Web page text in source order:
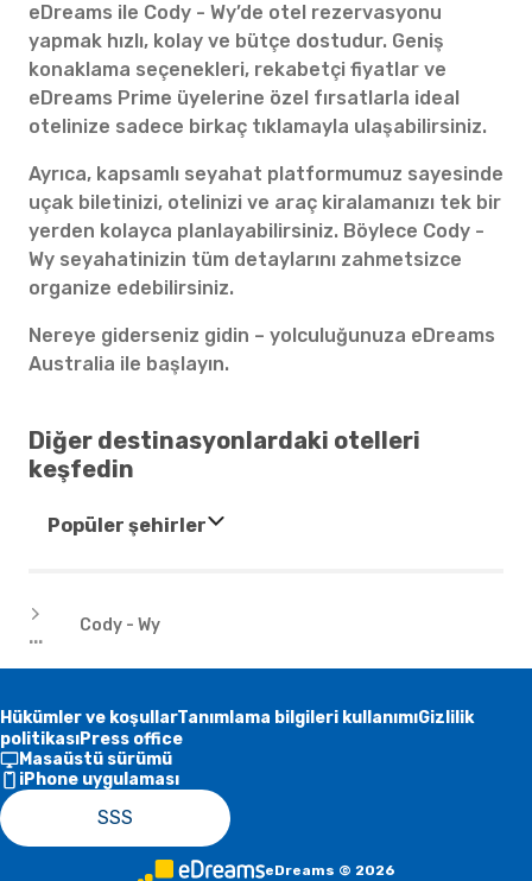
eDreams ile Cody - Wy’de otel rezervasyonu
yapmak hızlı, kolay ve bütçe dostudur. Geniş
konaklama seçenekleri, rekabetçi fiyatlar ve
eDreams Prime üyelerine özel fırsatlarla ideal
otelinize sadece birkaç tıklamayla ulaşabilirsiniz.
Ayrıca, kapsamlı seyahat platformumuz sayesinde
uçak biletinizi, otelinizi ve araç kiralamanızı tek bir
yerden kolayca planlayabilirsiniz. Böylece Cody -
Wy seyahatinizin tüm detaylarını zahmetsizce
organize edebilirsiniz.
Nereye giderseniz gidin – yolculuğunuza eDreams
Australia ile başlayın.
Diğer destinasyonlardaki otelleri
keşfedin
Popüler şehirler
...
Cody - Wy
Hükümler ve koşullarTanımlama bilgileri kullanımıGizlilik
politikasıPress office
Masaüstü sürümü
iPhone uygulaması
SSS
eDreams © 2026